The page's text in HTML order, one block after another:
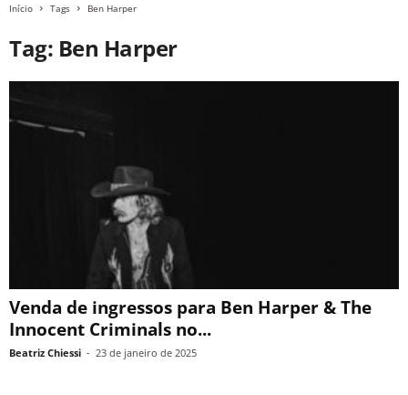
Início Tags Ben Harper
Tag: Ben Harper
Venda de ingressos para Ben Harper & The
Innocent Criminals no...
Beatriz Chiessi - 23 de janeiro de 2025